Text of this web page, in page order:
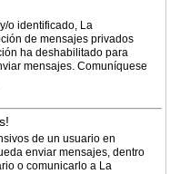
o identificado, La
de mensajes privados
ha deshabilitado para
mensajes. Comuníquese
de un usuario en
enviar mensajes, dentro
o comunicarlo a La